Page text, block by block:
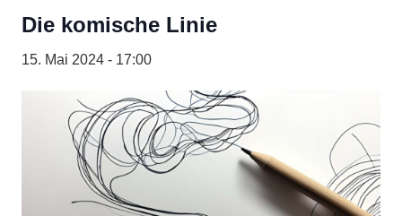
Die komische Linie
15. Mai 2024 - 17:00